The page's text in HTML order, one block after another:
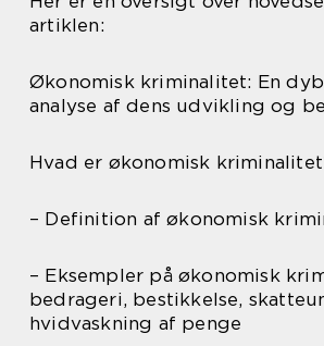
artiklen:
Økonomisk kriminalitet: En
analyse af dens udvikling og
Hvad er økonomisk
– Definition af økonomisk
– Eksempler på økonomisk
bedrageri, bestikkelse,
hvidvaskning af penge